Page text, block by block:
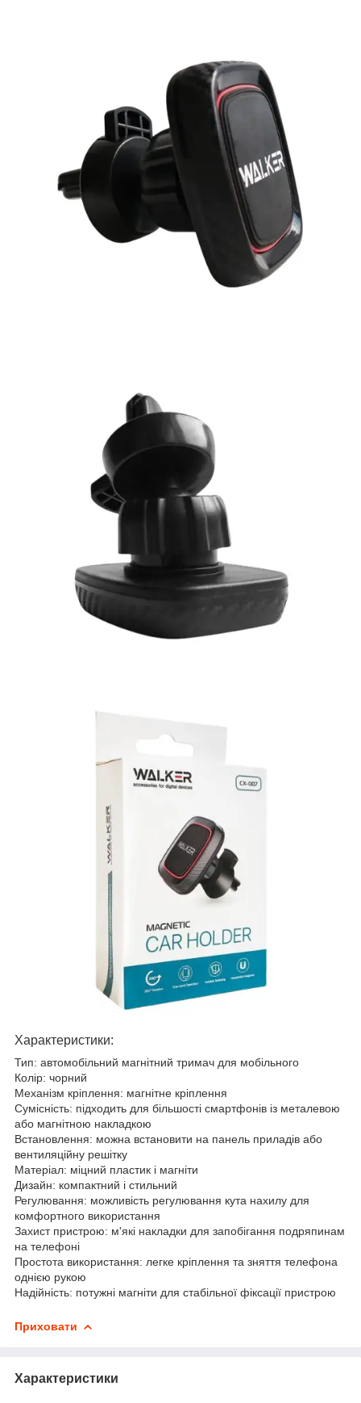
Характеристики:
Тип: автомобільний магнітний тримач для мобільного
Колір: чорний
Механізм кріплення: магнітне кріплення
Сумісність: підходить для більшості смартфонів із металевою
або магнітною накладкою
Встановлення: можна встановити на панель приладів або
вентиляційну решітку
Матеріал: міцний пластик і магніти
Дизайн: компактний і стильний
Регулювання: можливість регулювання кута нахилу для
комфортного використання
Захист пристрою: м'які накладки для запобігання подряпинам
на телефоні
Простота використання: легке кріплення та зняття телефона
однією рукою
Надійність: потужні магніти для стабільної фіксації пристрою
Приховати
Характеристики